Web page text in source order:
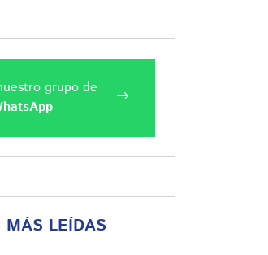
grupo de
MÁS LEÍDAS